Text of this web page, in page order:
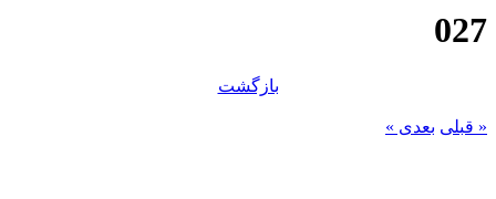
027
بازگشت
« قبلی بعدی »